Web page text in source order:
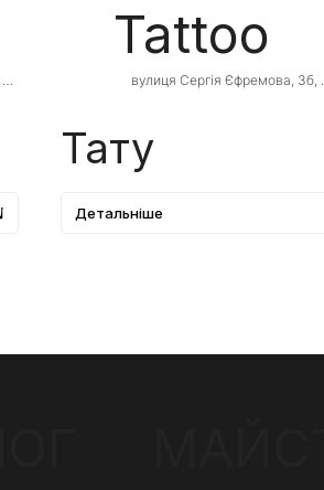
Tattoo
вулиця Сергія Єфремова, 3б,
Тату
Детальніше